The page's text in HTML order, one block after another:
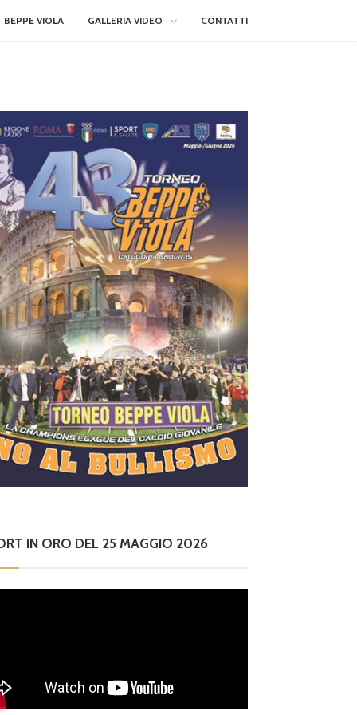
BEPPE VIOLA GALLERIA VIDEO CONTATTI
Serie D
IN ORO DEL 25 MAGGIO 2026